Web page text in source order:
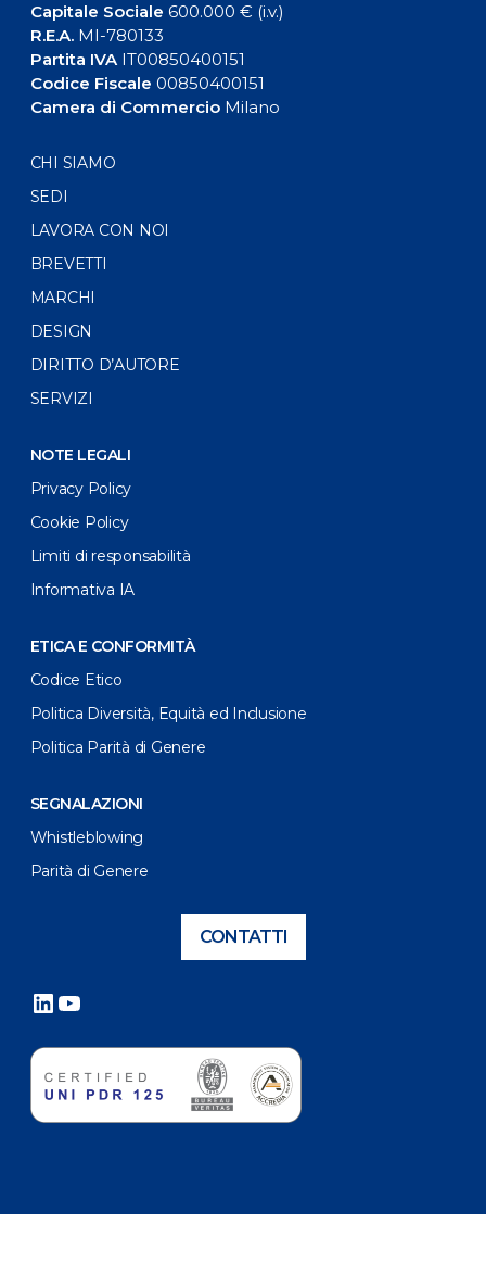
Capitale Sociale 600.000 € (i.v.)
R.E.A.MI-780133
Partita IVAIT00850400151
Codice Fiscale 00850400151
Camera di CommercioMilano
CHI SIAMO
SEDI
LAVORA CON NOI
BREVETTI
MARCHI
DESIGN
DIRITTO D’AUTORE
SERVIZI
NOTE LEGALI
Privacy Policy
Cookie Policy
Limiti di responsabilità
Informativa IA
ETICA E CONFORMITÀ
Codice Etico
Politica Diversità, Equità ed Inclusione
Politica Parità di Genere
SEGNALAZIONI
Whistleblowing
Parità di Genere
CONTATTI
LinkedIn
YouTube